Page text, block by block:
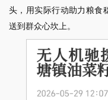
头，用实际行动助力粮食
送到群众心坎上。